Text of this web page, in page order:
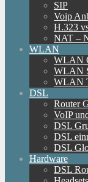
SIP
Voip
H.323
NAT –
WLAN
WLAN
WLAN
WLAN
DSL
Router
VoIP
DSL
DSL
DSL
Hardware
DSL